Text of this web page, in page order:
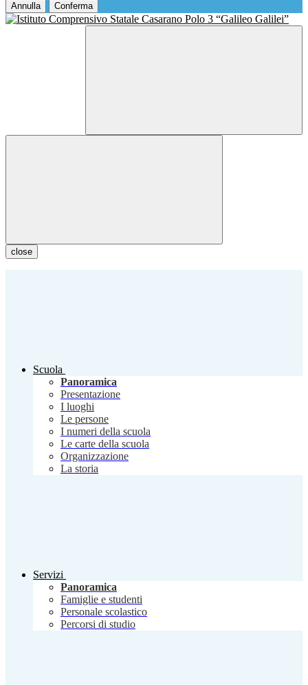
Annulla Conferma
close
Scuola
Panoramica
Presentazione
I luoghi
Le persone
I numeri della scuola
Le carte della scuola
Organizzazione
La storia
Servizi
Panoramica
Famiglie e studenti
Personale scolastico
Percorsi di studio